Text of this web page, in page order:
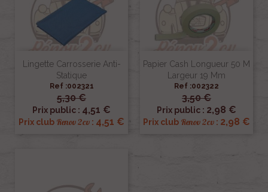
Lingette Carrosserie Anti-
Statique
Ref :002321
5,30 €
Prix public : 4,51 €
Prix club Renov 2cv : 4,51 €
Papier Cash Longueur 50 M
Largeur 19 Mm
Ref :002322
3,50 €
Prix public : 2,98 €
Prix club Renov 2cv : 2,98 €